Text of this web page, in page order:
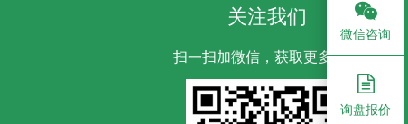
关注我们
扫一扫加微信，获取更多信息
微信咨询
询盘报价